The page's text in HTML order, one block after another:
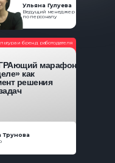
Ульяна Гулуева
Ведущий менеджер
по персоналу
Трунова
марафон
как
решения
и бренд работодателя